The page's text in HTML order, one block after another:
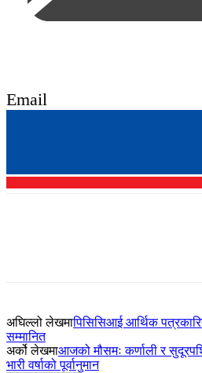
Email
अघिल्लो लेखमापिसिसिआई आर्थिक
सम्मानित
अर्को लेखमाआजको मौसमः कर्णाली र
भारी वर्षाको पूर्वानुमान